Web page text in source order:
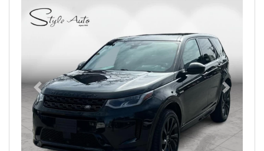
Previous Next